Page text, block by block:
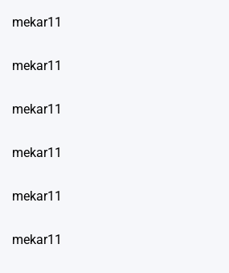
mekar11
mekar11
mekar11
mekar11
mekar11
mekar11